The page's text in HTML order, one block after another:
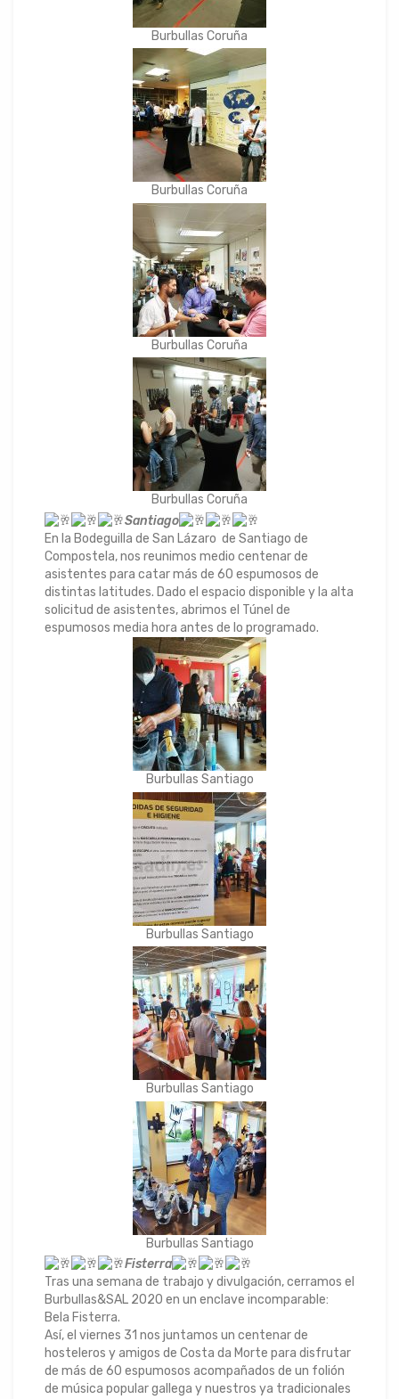
Burbullas Coruña
Burbullas Coruña
Burbullas Coruña
Burbullas Coruña
Santiago
En la Bodeguilla de San Lázaro de Santiago de
Compostela, nos reunimos medio centenar de
asistentes para catar más de 60 espumosos de
distintas latitudes. Dado el espacio disponible y la alta
solicitud de asistentes, abrimos el Túnel de
espumosos media hora antes de lo programado.
Burbullas Santiago
Burbullas Santiago
Burbullas Santiago
Burbullas Santiago
Fisterra
Tras una semana de trabajo y divulgación, cerramos el
Burbullas&SAL 2020 en un enclave incomparable:
Bela Fisterra.
Así, el viernes 31 nos juntamos un centenar de
hosteleros y amigos de Costa da Morte para disfrutar
de más de 60 espumosos acompañados de un folión
de música popular gallega y nuestros ya tradicionales